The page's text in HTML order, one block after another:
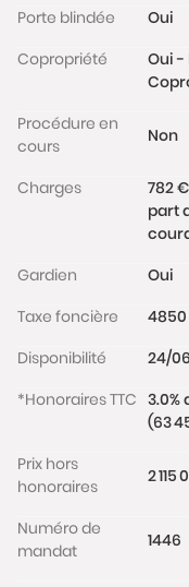
Situé au cœur d’un
l’appartement
privilégié à
des espaces verts.
Une adresse
familial alliant
de l’un des
arrondissement.
exposé sont
Porte blindée
Oui
Copropriété
Oui -
Procédure en
cours
Non
Charges
782
part
Gardien
Oui
Taxe foncière
Disponibilité
24/
*Honoraires TTC
(63
Prix hors
honoraires
2 115
Numéro de
mandat
1446